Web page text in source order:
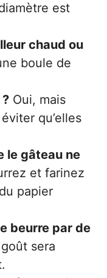
est
chaud ou
boule de
Oui, mais
qu’elles
le gâteau ne
et farinez
papier
beurre par de
sera